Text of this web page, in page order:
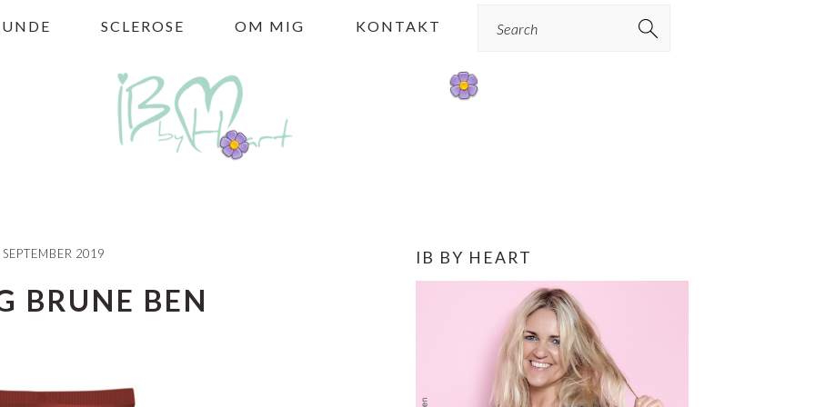
SCLEROSE OM MIG KONTAKT
SEPTEMBER 2019
BRUNE BEN
PRIMÆR
IB BY HEART